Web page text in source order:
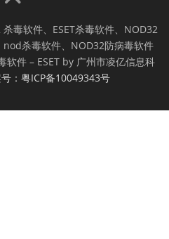
毒软件、ESET杀毒软件、NOD32
nod杀毒软件、NOD32防病毒软件
件 – ESET by 广州市凌亿信息科
号：粤ICP备10049343号